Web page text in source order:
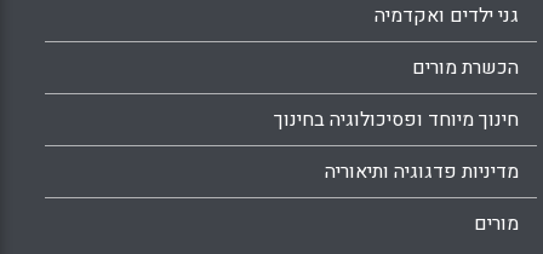
גני ילדים ואקדמיה
הכשרת מורים
חינוך מיוחד ופסיכולוגיה בחינוך
מדיניות פדגוגיה ותיאוריה
מורים